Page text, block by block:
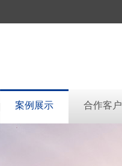
案例展示 合作客户